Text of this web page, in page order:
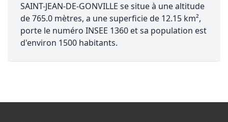
SAINT-JEAN-DE-GONVILLE se situe à une altitude
de 765.0 mètres, a une superficie de 12.15 km²,
porte le numéro INSEE 1360 et sa population est
d'environ 1500 habitants.